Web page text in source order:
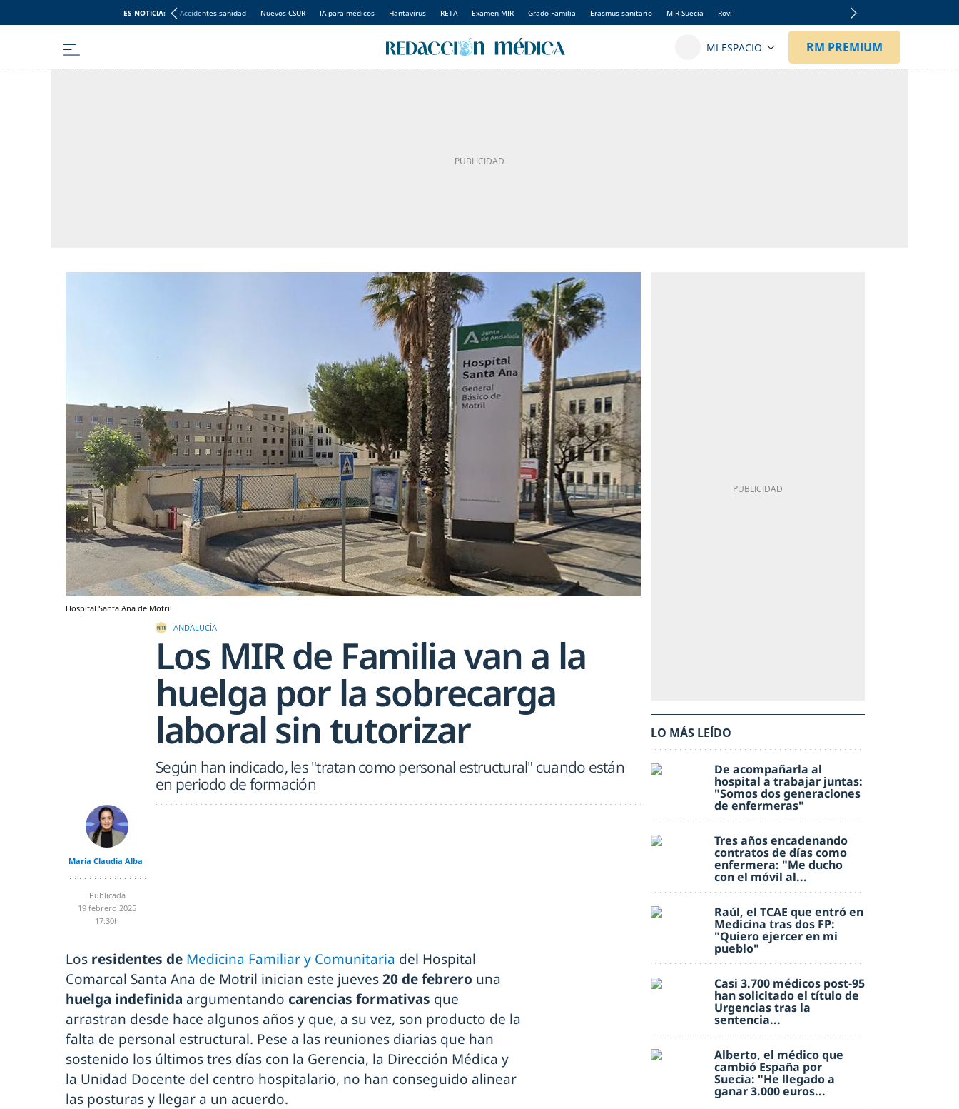
ES NOTICIA: Accidentes sanidad Nuevos CSUR IA para médicos Hantavirus RETA Examen MIR Grado Familia Erasmus sanitario MIR Suecia Rovi
Hospital Santa Ana de Motril.
ANDALUCÍA
Los MIR de Familia van a la
huelga por la sobrecarga
laboral sin tutorizar
Según han indicado, les "tratan como personal estructural" cuando están
en periodo de formación
Maria Claudia Alba
Publicada
19 febrero 2025
17:30h
Los residentes de Medicina Familiar y Comunitaria del Hospital
Comarcal Santa Ana de Motril inician este jueves20 de febrero una
huelga indefinida argumentando carencias formativas que
arrastran desde hace algunos años y que, a su vez, son producto de la
falta de personal estructural. Pese a las reuniones diarias que han
sostenido los últimos tres días con la Gerencia, la Dirección Médica y
la Unidad Docente del centro hospitalario, no han conseguido alinear
las posturas y llegar a un acuerdo.
LO MÁS LEÍDO
De acompañarla al
hospital a trabajar juntas:
"Somos dos generaciones
de enfermeras"
Tres años encadenando
contratos de días como
enfermera: "Me ducho
con el móvil al...
Raúl, el TCAE que entró en
Medicina tras dos FP:
"Quiero ejercer en mi
pueblo"
Casi 3.700 médicos post-95
han solicitado el título de
Urgencias tras la
sentencia...
Alberto, el médico que
cambió España por
Suecia: "He llegado a
ganar 3.000 euros...